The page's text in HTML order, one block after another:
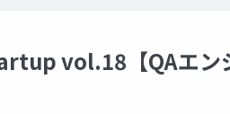
vol.18【QAエン